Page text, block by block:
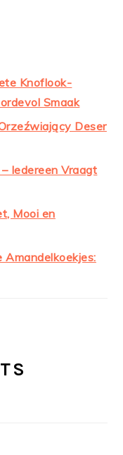
Knoflook-
Smaak
Deser
Iedereen Vraagt
Mooi en
Amandelkoekjes: